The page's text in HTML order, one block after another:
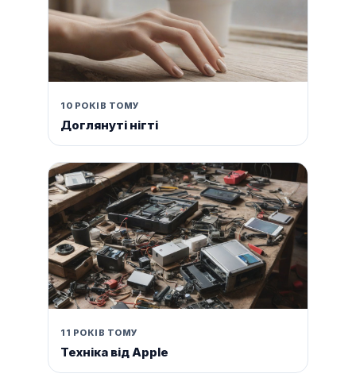
10 РОКІВ ТОМУ
Доглянуті нігті
11 РОКІВ ТОМУ
Техніка від Apple